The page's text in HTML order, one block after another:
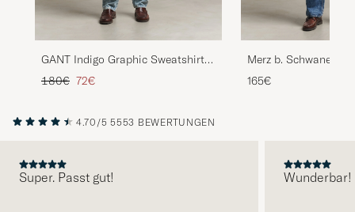
GANT Indigo Graphic Sweatshirt
Dark Blue
Regulärer Preis
180€ Reduzierter Preis
72€
Merz b. Schwanen
Machine Sweatshirt
165€
4.70/5 5553 BEWERTUNGEN
Super. Passt gut! Wunderbar!